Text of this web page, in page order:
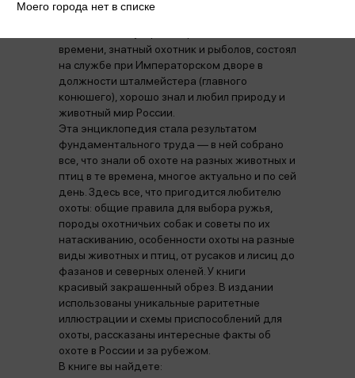
времени, знатный охотник и рыболов, состоял
на службе при Императорском дворе в
должности шталмейстера (главного
конюшего), хорошо знал и любил природу и
животный мир России.
Эта энциклопедия стала результатом
фундаментального труда — в ней собрано
все, что знали об охоте на разных животных и
птиц в те времена, многое актуально и по сей
день. Здесь все, что пригодится любителю
охоты: общие правила для выбора ружья,
породы охотничьих собак и советы по их
натаскиванию, особенности охоты на разные
виды животных и птиц, от русаков и лисиц до
фазанов и северных оленей. У книги
красивый закрашенный обрез. В издании
использованы уникальные раритетные
иллюстрации и схемы приспособлений для
охоты, рассказаны интересные факты об
охоте в России и за рубежом.
В книге вы найдете:
Моего города нет в списке